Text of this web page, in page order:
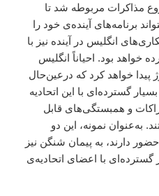
مذاکرات مربوطه شد تا
برنامه‌های آینده‌ی خود را
انگلیس در آینده نیز با
خواهد بود. احیاناً انگلیس
خواهد کرد که درعین‌حال
گسترده‌ای با این اتحادیه
و همبستگی‌های قابل
به‌عنوان نمونه، این دو
دارند، به پیمان شنگن نیز
گسترده‌ای با اعضای اتحادیه‌ی